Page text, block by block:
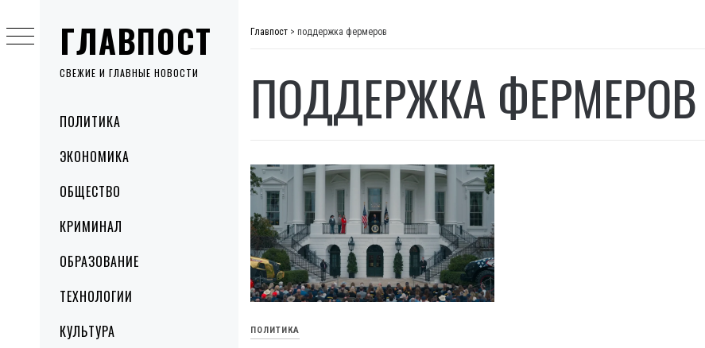
ГЛАВПОСТ
СВЕЖИЕ И ГЛАВНЫЕ НОВОСТИ
MenuПОЛИТИКА
ЭКОНОМИКА
ОБЩЕСТВО
КРИМИНАЛ
ОБРАЗОВАНИЕ
ТЕХНОЛОГИИ
КУЛЬТУРА
to
content
Главпост > поддержка фермеров
ПОДДЕРЖКА ФЕРМЕРОВ
ПОЛИТИКА